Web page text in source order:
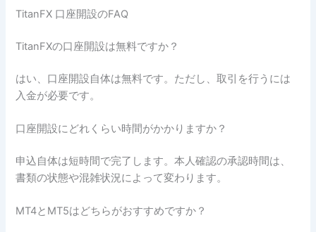
TitanFX 口座開設のFAQ
TitanFXの口座開設は無料ですか？
はい、口座開設自体は無料です。ただし、取引を行うには
入金が必要です。
口座開設にどれくらい時間がかかりますか？
申込自体は短時間で完了します。本人確認の承認時間は、
書類の状態や混雑状況によって変わります。
MT4とMT5はどちらがおすすめですか？